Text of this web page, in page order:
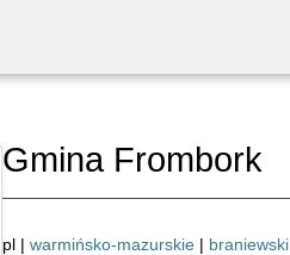
Gmina Frombork
pl | warmińsko-mazurskie| braniewski